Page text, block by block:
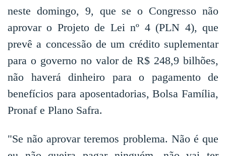
neste domingo, 9, que se o Congresso não
aprovar o Projeto de Lei nº 4 (PLN 4), que
prevê a concessão de um crédito suplementar
para o governo no valor de R$ 248,9 bilhões,
não haverá dinheiro para o pagamento de
benefícios para aposentadorias, Bolsa Família,
Pronaf e Plano Safra.
"Se não aprovar teremos problema. Não é que